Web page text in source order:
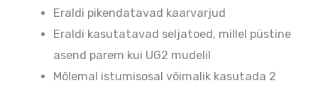
Eraldi pikendatavad kaarvarjud
Eraldi kasutatavad seljatoed, millel püstine
asend parem kui UG2 mudelil
Mõlemal istumisosal võimalik kasutada 2